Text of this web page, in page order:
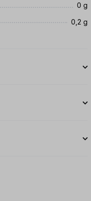
0 g
0,2 g